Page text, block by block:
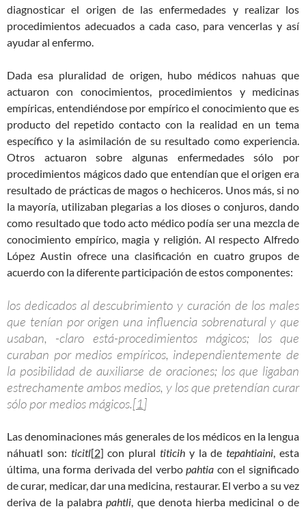
diagnosticar el origen de las enfermedades y realizar los
procedimientos adecuados a cada caso, para vencerlas y así
ayudar al enfermo.
Dada esa pluralidad de origen, hubo médicos nahuas que
actuaron con conocimientos, procedimientos y medicinas
empíricas, entendiéndose por empírico el conocimiento que es
producto del repetido contacto con la realidad en un tema
específico y la asimilación de su resultado como experiencia.
Otros actuaron sobre algunas enfermedades sólo por
procedimientos mágicos dado que entendían que el origen era
resultado de prácticas de magos o hechiceros. Unos más, si no
la mayoría, utilizaban plegarias a los dioses o conjuros, dando
como resultado que todo acto médico podía ser una mezcla de
conocimiento empírico, magia y religión. Al respecto Alfredo
López Austin ofrece una clasificación en cuatro grupos de
acuerdo con la diferente participación de estos componentes:
los dedicados al descubrimiento y curación de los males
que tenían por origen una influencia sobrenatural y que
usaban, -claro está-procedimientos mágicos; los que
curaban por medios empíricos, independientemente de
la posibilidad de auxiliarse de oraciones; los que ligaban
estrechamente ambos medios, y los que pretendían curar
sólo por medios mágicos.[1]
Las denominaciones más generales de los médicos en la lengua
náhuatl son: ticitl[2] con pluraltiticih y la detepahtiaini, esta
última, una forma derivada del verbopahtia con el significado
de curar, medicar, dar una medicina, restaurar. El verbo a su vez
deriva de la palabrapahtli, que denota hierba medicinal o de